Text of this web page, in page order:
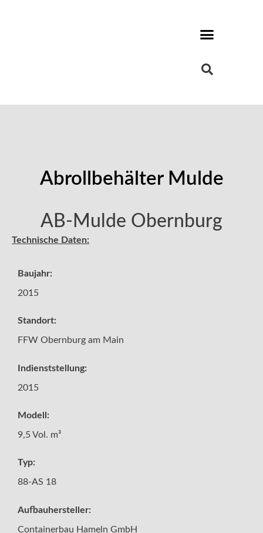
Abrollbehälter Mulde
AB-Mulde Obernburg
Technische Daten:
Baujahr:
2015
Standort:
FFW Obernburg am Main
Indienststellung:
2015
Modell:
9,5 Vol. m³
Typ:
88-AS 18
Aufbauhersteller:
Containerbau Hameln GmbH